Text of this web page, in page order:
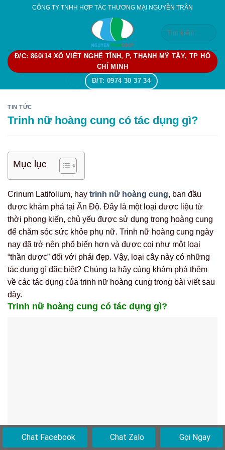
CÔNG TY TNHH HỢP TÁC THƯƠNG MẠI NGUYỄN TRẦN
Đ/C: 860/14 XÔ VIẾT NGHỆ TĨNH, P, THẠNH MỸ TÂY, TP HỒ
CHÍ MINH
Đ/T: 0974 30 37 34
TIN TỨC
Trinh nữ hoàng cung có tác dụng
gì?
Mục lục
Crinum Latifolium, hay trinh nữ hoàng cung, ban đầu
được khám phá tại Ấn Độ. Đây là một loại dược liệu từ
thời phong kiến, chủ yếu được sử dụng trong hoàng cung
để chăm sóc sức khỏe phụ nữ. Trinh nữ hoàng cung ngày
nay đã trở nên phổ biến hơn và được coi như một loại
“thần dược” đối với phái đẹp. Vậy, loại cây này có những
tác dụng gì đặc biệt? Chúng ta hãy cùng khám phá thêm
về các tác dụng của trinh nữ hoàng cung trong bài viết sau
đây.
Chat Facebook Chat Zalo Gọi Ngay